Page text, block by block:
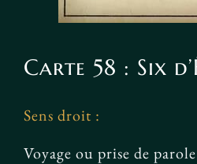
Carte 58 : Six
Sens droit :
Voyage ou prise de